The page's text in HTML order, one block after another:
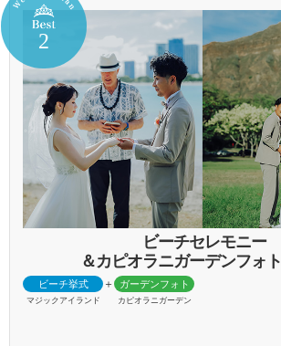
ビーチセレモニー
＆カピオラニガーデンフォト
ビーチ挙式
マジックアイランド
＋ ガーデンフォト
カピオラニガーデン